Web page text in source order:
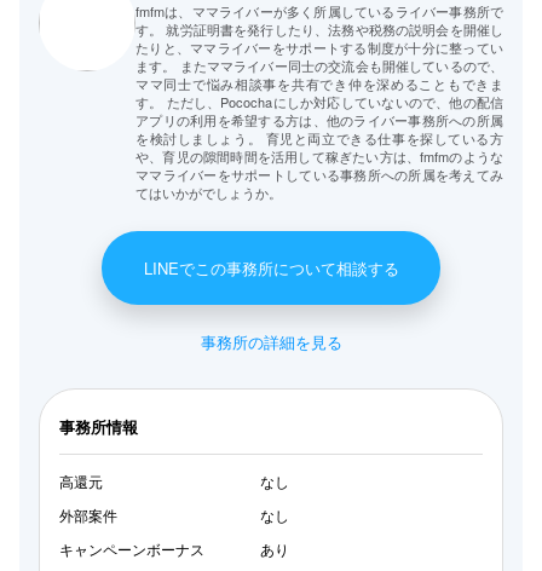
fmfmは、ママライバーが多く所属しているライバー事務所で
す。 就労証明書を発行したり、法務や税務の説明会を開催し
たりと、ママライバーをサポートする制度が十分に整ってい
ます。 またママライバー同士の交流会も開催しているので、
ママ同士で悩み相談事を共有でき仲を深めることもできま
す。 ただし、Pocochaにしか対応していないので、他の配信
アプリの利用を希望する方は、他のライバー事務所への所属
を検討しましょう。 育児と両立できる仕事を探している方
や、育児の隙間時間を活用して稼ぎたい方は、fmfmのような
ママライバーをサポートしている事務所への所属を考えてみ
てはいかがでしょうか。
LINEでこの事務所について相談する
事務所の詳細を見る
事務所情報
高還元
なし
外部案件
なし
キャンペーンボーナス
あり